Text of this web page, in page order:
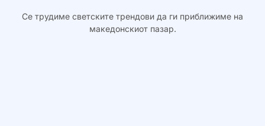
Се трудиме светските трендови да ги приближиме на
македонскиот пазар.